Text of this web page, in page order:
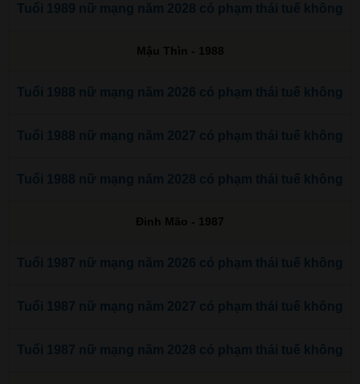
Tuổi 1989 nữ mạng năm 2028 có phạm thái tuế không
Mậu Thìn - 1988
Tuổi 1988 nữ mạng năm 2026 có phạm thái tuế không
Tuổi 1988 nữ mạng năm 2027 có phạm thái tuế không
Tuổi 1988 nữ mạng năm 2028 có phạm thái tuế không
Đinh Mão - 1987
Tuổi 1987 nữ mạng năm 2026 có phạm thái tuế không
Tuổi 1987 nữ mạng năm 2027 có phạm thái tuế không
Tuổi 1987 nữ mạng năm 2028 có phạm thái tuế không